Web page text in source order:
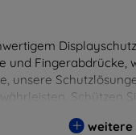
und
unsere
Schützen
weitere